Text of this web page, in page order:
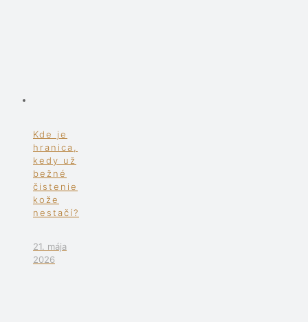
Kde je
hranica,
kedy už
bežné
čistenie
kože
nestačí?
21. mája
2026